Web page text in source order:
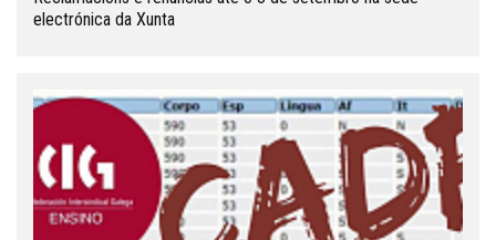
electrónica da Xunta